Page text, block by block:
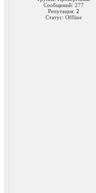
Сообщений: 277
Репутация: 2
Статус: Offline